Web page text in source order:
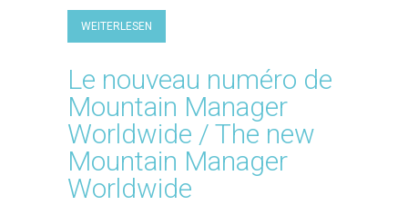
WEITERLESEN
Le nouveau numéro de
Mountain Manager
Worldwide / The new
Mountain Manager
Worldwide